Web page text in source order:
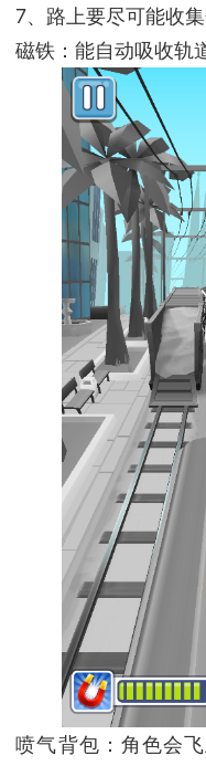
7、路上要尽可能收
磁铁：能自动吸收轨
喷气背包：角色会